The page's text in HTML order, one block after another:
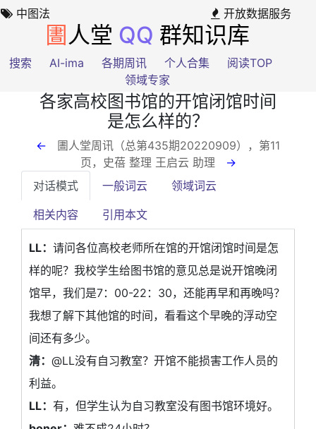
中图法 开放数据服务
圕 人堂 QQ 群知识库
搜索 AI-ima 各期周讯 个人合集
阅读TOP
领域专家
各家高校图书馆的开馆闭馆时间
是怎么样的？
←
圕人堂周讯（总第435期20220909），第11
页 ，史蓓 整理 王启云 助理
→
对话模式
一般词云 领域词云
相关内容 引用本文
LL： 请问各位高校老师所在馆的开馆闭馆时间是怎
样的呢？我校学生给图书馆的意见总是说开馆晚闭
馆早，我们是7：00-22：30，还能再早和再晚吗？
我想了解下其他馆的时间，看看这个早晚的浮动空
间还有多少。
清： @LL没有自习教室？开馆不能损害工作人员的
利益。
LL： 有，但学生认为自习教室没有图书馆环境好。